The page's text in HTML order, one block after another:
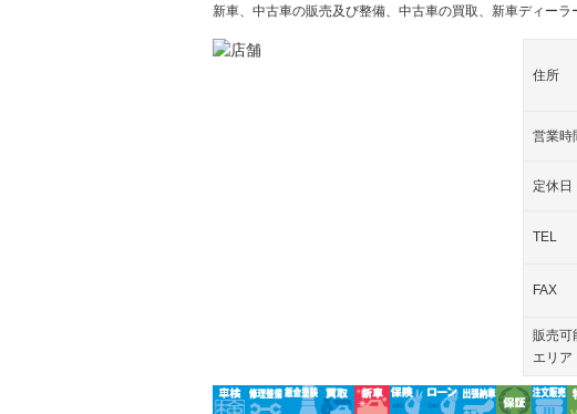
LEDヘッドランプ － HID(キセノンライト)
ETC2.0
チップアップシート
新車、中古車の販売及び整備、中古車の買取、新車ディー
住所
営業時
定休日
TEL
FAX
販売可
エリア